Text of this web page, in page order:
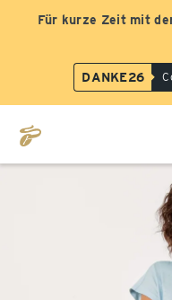
Für kurze Zeit mit
DANKE26